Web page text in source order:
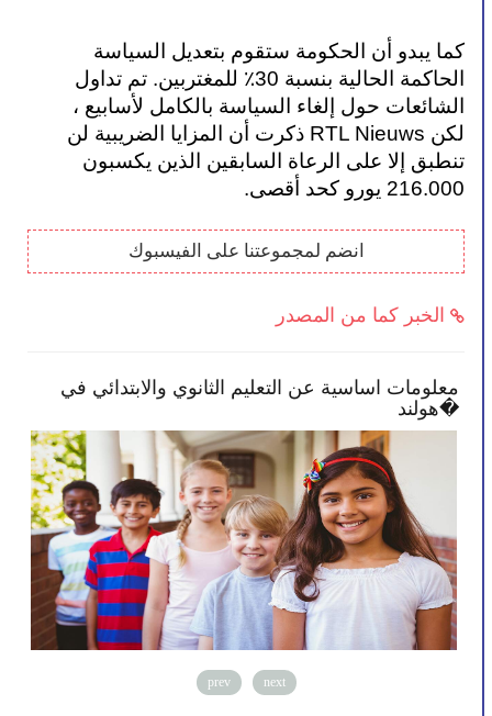
216.000 يورو كحد أقصى.
انضم لمجموعتنا على الفيسبوك
الخبر كما من المصدر
معلومات اساسية عن التعليم الثانوي والابتدائي في
هولند�
prev next